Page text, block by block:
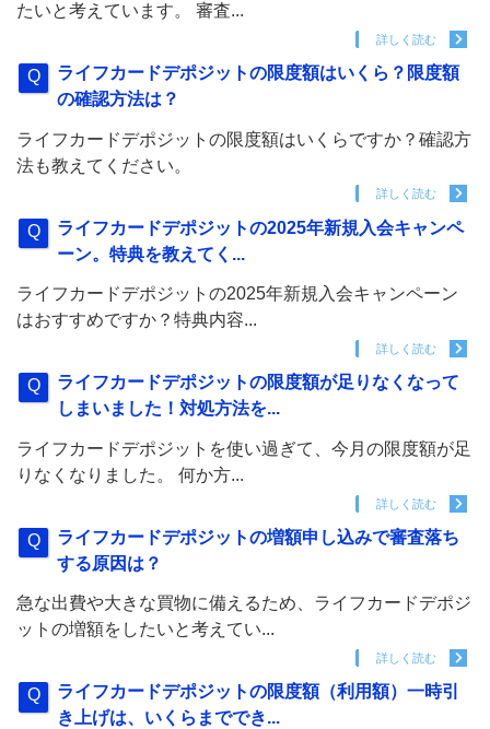
たいと考えています。 審査...
詳しく読む
ライフカードデポジットの限度額はいくら？限度額
の確認方法は？
ライフカードデポジットの限度額はいくらですか？確認方
法も教えてください。
詳しく読む
ライフカードデポジットの2025年新規入会キャンペ
ーン。特典を教えてく...
ライフカードデポジットの2025年新規入会キャンペーン
はおすすめですか？特典内容...
詳しく読む
ライフカードデポジットの限度額が足りなくなって
しまいました！対処方法を...
ライフカードデポジットを使い過ぎて、今月の限度額が足
りなくなりました。 何か方...
詳しく読む
ライフカードデポジットの増額申し込みで審査落ち
する原因は？
急な出費や大きな買物に備えるため、ライフカードデポジ
ットの増額をしたいと考えてい...
詳しく読む
ライフカードデポジットの限度額（利用額）一時引
き上げは、いくらまででき...